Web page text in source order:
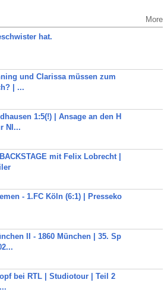
More
hat.
und Clarissa müssen zum
| ...
1:5(!) | Ansage an den H
NI...
mit Felix Lobrecht |
- 1.FC Köln (6:1) | Presseko
II - 1860 München | 35. Sp
bei RTL | Studiotour | Teil 2